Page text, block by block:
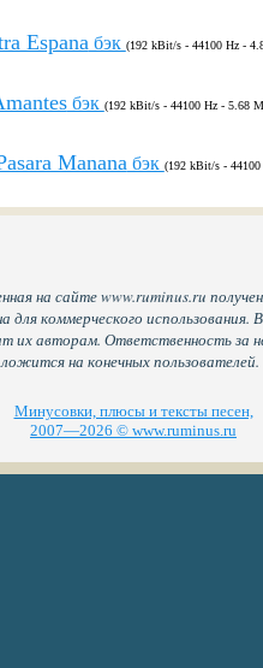
Espana бэк (192 kBit/s - 44100 Hz -
бэк (192 kBit/s - 44100 Hz - 5.68
Manana бэк (192 kBit/s -
на сайте www.ruminus.ru
для коммерческого
их авторам. Ответственность за
на конечных пользователей.
Минусовки, плюсы и тексты песен,
2007—2026 © www.ruminus.ru